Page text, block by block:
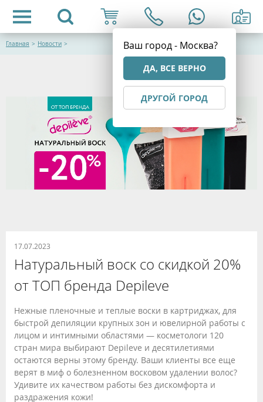
Ваш город - Москва?
ДА, ВСЕ ВЕРНО
ДРУГОЙ ГОРОД
Главная > Новости >
17.07.2023
Натуральный воск со скидкой 20%
от ТОП бренда Depileve
Нежные пленочные и теплые воски в картриджах, для
быстрой депиляции крупных зон и ювелирной работы с
лицом и интимными областями — косметологи 120
стран мира выбирают Depileve и десятилетиями
остаются верны этому бренду. Ваши клиенты все еще
верят в миф о болезненном восковом удалении волос?
Удивите их качеством работы без дискомфорта и
раздражения кожи!